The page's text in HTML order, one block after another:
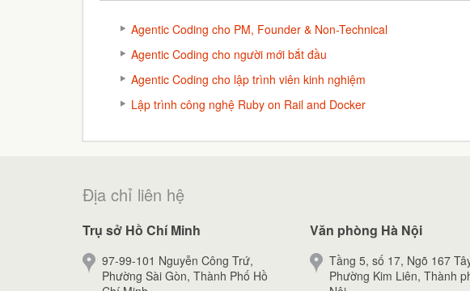
Agentic Coding cho PM, Founder & Non-Technical
Agentic Coding cho người mới bắt đầu
Agentic Coding cho lập trình viên kinh nghiệm
Lập trình công nghệ Ruby on Rail and Docker
Địa chỉ liên hệ
Trụ sở Hồ Chí Minh
97-99-101 Nguyễn Công Trứ,
Phường Sài Gòn, Thành Phố Hồ
Văn phòng Hà Nội
Tầng 5, số 17, Ngõ 167
Phường Kim Liên, Thành